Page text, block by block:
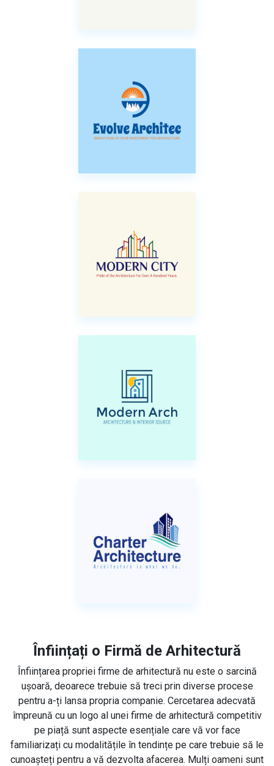
Înființați o Firmă de Arhitectură
Înființarea propriei firme de arhitectură nu este o sarcină
ușoară, deoarece trebuie să treci prin diverse procese
pentru a-ți lansa propria companie. Cercetarea adecvată
împreună cu un logo al unei firme de arhitectură competitiv
pe piață sunt aspecte esențiale care vă vor face
familiarizați cu modalitățile în tendințe pe care trebuie să le
cunoașteți pentru a vă dezvolta afacerea. Mulți oameni sunt